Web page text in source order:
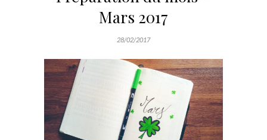
Mars 2017
28/02/2017